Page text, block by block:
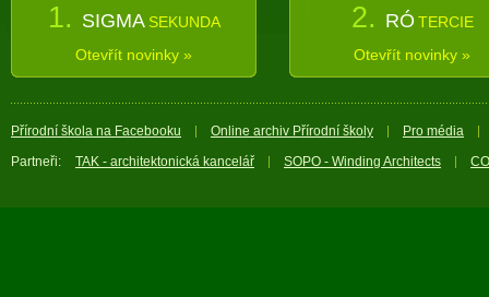
1. SIGMA SEKUNDA
Otevřít novinky »
2. RÓ TERCIE
Otevřít novinky »
Přírodní škola na Facebooku Online archiv Přírodní školy
Pro média
Partneři:
TAK - architektonická kancelář SOPO - Winding Architects